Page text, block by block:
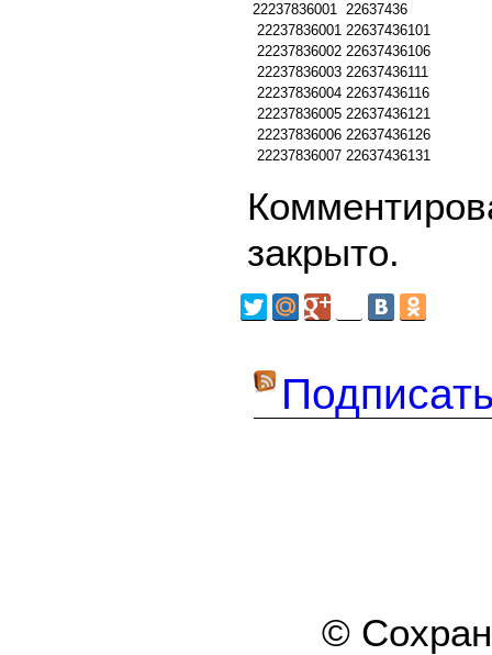
22237836001 22637436
22237836001 22637436101
22237836002 22637436106
22237836003 22637436111
22237836004 22637436116
22237836005 22637436121
22237836006 22637436126
22237836007 22637436131
закрыто.
©